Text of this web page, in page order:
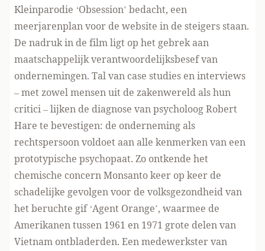
Kleinparodie ‘Obsession’ bedacht, een
meerjarenplan voor de website in de steigers staan.
De nadruk in de film ligt op het gebrek aan
maatschappelijk verantwoordelijksbesef van
ondernemingen. Tal van case studies en interviews
– met zowel mensen uit de zakenwereld als hun
critici – lijken de diagnose van psycholoog Robert
Hare te bevestigen: de onderneming als
rechtspersoon voldoet aan alle kenmerken van een
prototypische psychopaat. Zo ontkende het
chemische concern Monsanto keer op keer de
schadelijke gevolgen voor de volksgezondheid van
het beruchte gif ‘Agent Orange’, waarmee de
Amerikanen tussen 1961 en 1971 grote delen van
Vietnam ontbladerden. Een medewerkster van